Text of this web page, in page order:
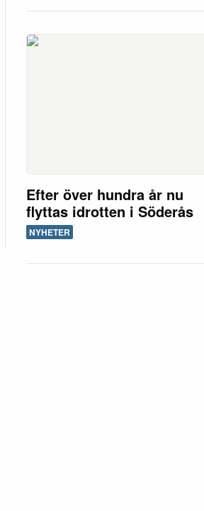
Efter över hundra år nu
flyttas idrotten i Söderås
NYHETER